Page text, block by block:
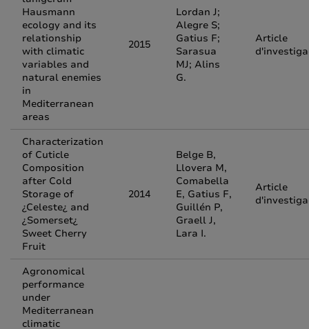
Hausmann
ecology and its
relationship
with climatic
variables and
natural enemies
in
Mediterranean
areas
2015
Lordan J;
Alegre S;
Gatius F;
Sarasua
MJ; Alins
G.
Article
Characterization
of Cuticle
Composition
after Cold
Storage of
¿Celeste¿ and
¿Somerset¿
Sweet Cherry
Fruit
2014
Belge B,
Llovera M,
Comabella
E, Gatius F,
Guillén P,
Graell J,
Lara I.
Article
Agronomical
performance
under
Mediterranean
climatic